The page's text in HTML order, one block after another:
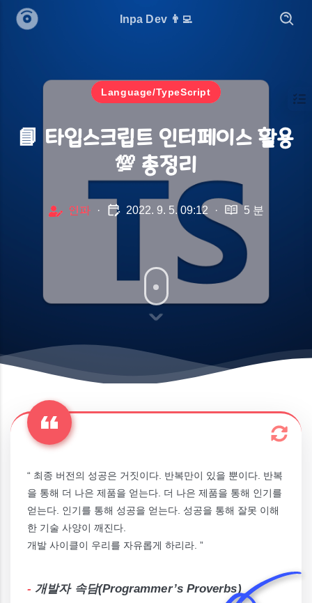
Language/TypeScript
📘 타입스크립트 인터페이스 활용
💯 총정리
인파 · 2022. 9. 5. 09:12 · 5 분
“ 최종 버전의 성공은 거짓이다. 반복만이 있을 뿐이다. 반복
을 통해 더 나은 제품을 얻는다. 더 나은 제품을 통해 인기를
얻는다. 인기를 통해 성공을 얻는다. 성공을 통해 잘못 이해
한 기술 사양이 깨진다.
개발 사이클이 우리를 자유롭게 하리라. ”
- 개발자 속담(Programmer’s Proverbs)
Inpa Dev 👨‍💻